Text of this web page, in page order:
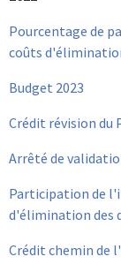
Pourcentage de
coûts
Budget 2023
Crédit révision du
Arrêté de
Participation de
d'élimination des
Crédit chemin de